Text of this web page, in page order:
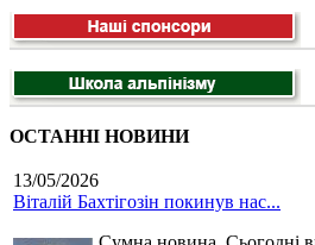
ОСТАННІ НОВИНИ
13/05/2026
Віталій Бахтігозін покинув нас...